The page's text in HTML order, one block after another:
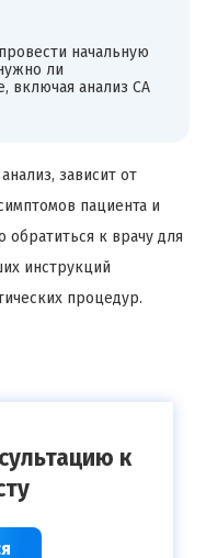
начальную
ли
включая анализ CA
зависит от
пациента и
обратиться к врачу для
инструкций
процедур.
к